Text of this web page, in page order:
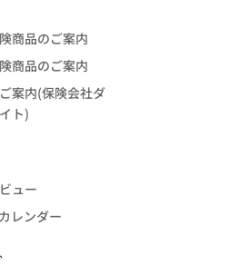
商品のご案内
商品のご案内
案内(保険会社ダ
ト)
ュー
レンダー